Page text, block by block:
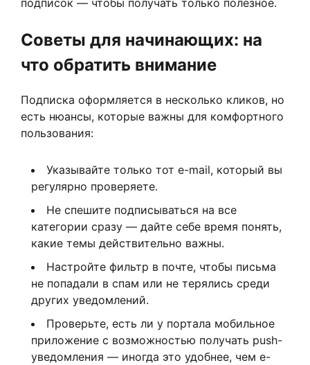
подписок — чтобы получать только полезное.
Советы для начинающих: на
что обратить внимание
Подписка оформляется в несколько кликов, но
есть нюансы, которые важны для комфортного
пользования:
Указывайте только тот e-mail, который вы
регулярно проверяете.
Не спешите подписываться на все
категории сразу — дайте себе время понять,
какие темы действительно важны.
Настройте фильтр в почте, чтобы письма
не попадали в спам или не терялись среди
других уведомлений.
Проверьте, есть ли у портала мобильное
приложение с возможностью получать push-
уведомления — иногда это удобнее, чем e-